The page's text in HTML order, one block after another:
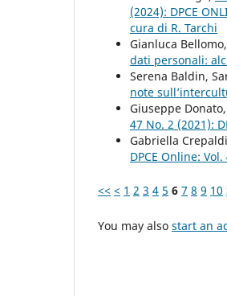
(2024): DPCE
cura di R. Tarchi
Gianluca Bellomo,
dati personali:
Serena Baldin,
note
Giuseppe Donato,
47 No. 2 (2021):
Gabriella
DPCE Online:
<< < 1 2 3 4 5 6 7 8 9 10
You may also start an